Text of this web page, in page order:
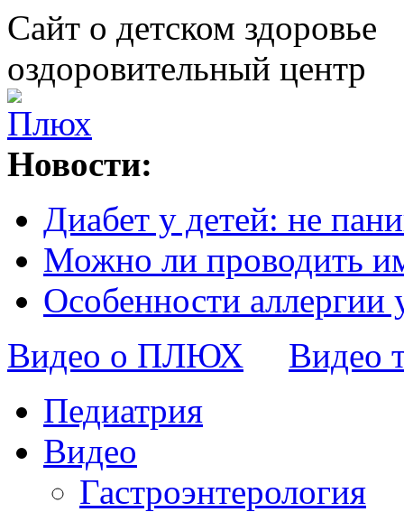
Сайт о детском здоровье
оздоровительный центр
Новости:
Диабет у детей: не
Можно ли проводить
Особенности аллергии
Видео о ПЛЮХ
Видео
Педиатрия
Видео
Гастроэнтерология